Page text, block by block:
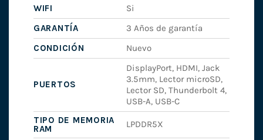
WIFI
Si
GARANTÍA
3 Años de garantía
CONDICIÓN
Nuevo
PUERTOS
DisplayPort, HDMI, Jack
3.5mm, Lector microSD,
Lector SD, Thunderbolt 4,
USB-A, USB-C
TIPO DE MEMORIA
RAM
LPDDR5X